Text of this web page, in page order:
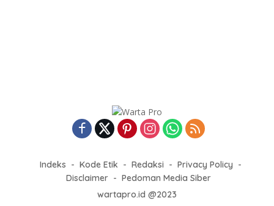
Indeks Kode Etik Redaksi
Privacy Policy
Disclaimer
Pedoman Media Siber
wartapro.id @2023